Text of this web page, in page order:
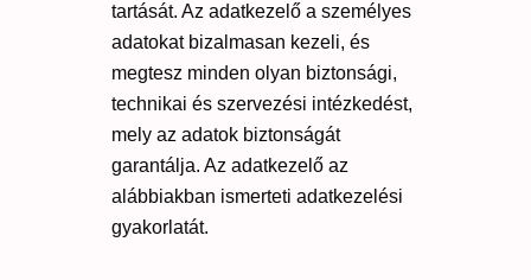
tartását. Az adatkezelő a személyes
adatokat bizalmasan kezeli, és
megtesz minden olyan biztonsági,
technikai és szervezési intézkedést,
mely az adatok biztonságát
garantálja. Az adatkezelő az
alábbiakban ismerteti adatkezelési
gyakorlatát.